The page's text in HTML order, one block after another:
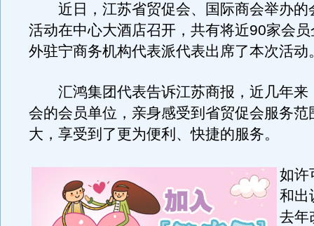
近日，江苏省贸促会、国际商会举办的
活动在中心大酒店召开，共有将近90家会
外驻宁商务机构代表派代表出席了本次活动
汇鸿集团代表告诉江苏商报，近几年来
会的会员单位，亲身感受到省贸促会服务范
大，享受到了更为便利、快捷的服务。
如许
和出
去年